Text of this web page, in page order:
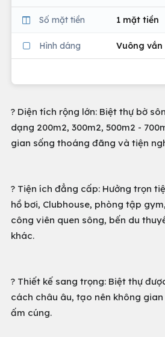
Số mặt tiền 1 mặt tiền
Hình dáng Vuông vắn
? Diện tích rộng lớn: Biệt thự bờ
dạng 200m2, 300m2, 500m2 -
gian sống thoáng đãng và tiện
? Tiện ích đẳng cấp: Hưởng trọn
hồ bơi, Clubhouse, phòng tập
công viên quen sông, bến du
khác.
? Thiết kế sang trọng: Biệt thự
cách châu âu, tạo nên không
ấm cúng.